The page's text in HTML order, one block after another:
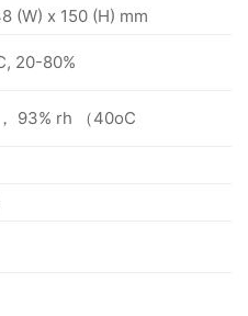
(W) x 150 (H) mm
20-80%
93% rh （40oC